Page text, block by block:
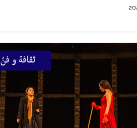
ثقافة و فنّ